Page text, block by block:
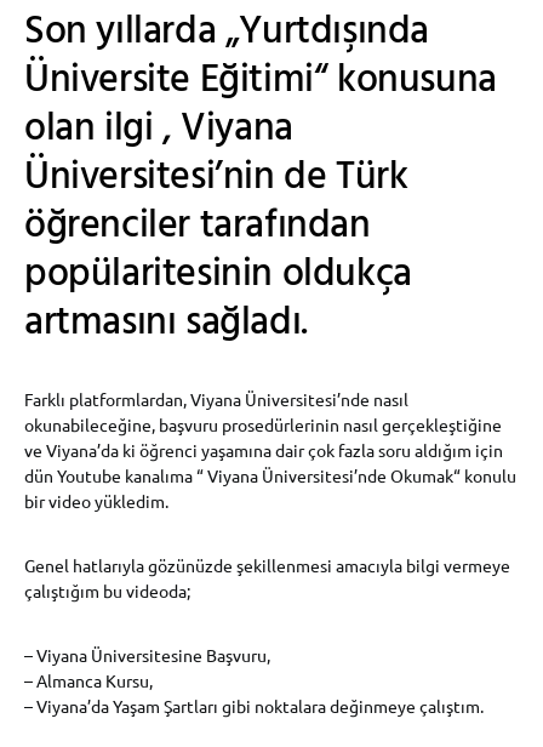
Son yıllarda „Yurtdışında
Üniversite Eğitimi“ konusuna
olan ilgi , Viyana
Üniversitesi’nin de Türk
öğrenciler tarafından
popülaritesinin oldukça
artmasını sağladı.
Farklı platformlardan, Viyana Üniversitesi’nde nasıl
okunabileceğine, başvuru prosedürlerinin nasıl gerçekleştiğine
ve Viyana’da ki öğrenci yaşamına dair çok fazla soru aldığım için
dün Youtube kanalıma “ Viyana Üniversitesi’nde Okumak“ konulu
bir video yükledim.
Genel hatlarıyla gözünüzde şekillenmesi amacıyla bilgi vermeye
çalıştığım bu videoda;
– Viyana Üniversitesine Başvuru,
– Almanca Kursu,
– Viyana’da Yaşam Şartları gibi noktalara değinmeye çalıştım.